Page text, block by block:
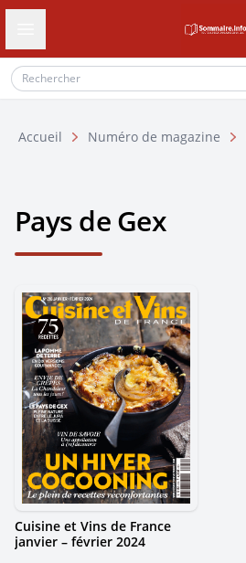
Ouvrir le tiroir de navigation
Accueil Numéro de magazine
Pays de Gex
Cuisine et Vins de France
janvier – février 2024